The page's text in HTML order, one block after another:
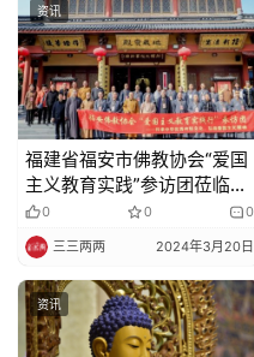
资讯
福建省福安市佛教协会“爱国
主义教育实践”参访团莅临地
藏古寺参学
0 0 0
三三两两 2024年3月20日
资讯